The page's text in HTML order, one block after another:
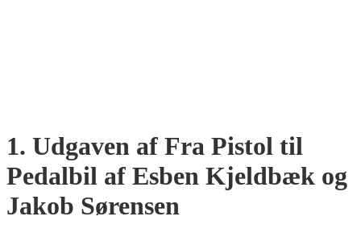
1. Udgaven af Fra Pistol til
Pedalbil af Esben Kjeldbæk og
Jakob Sørensen